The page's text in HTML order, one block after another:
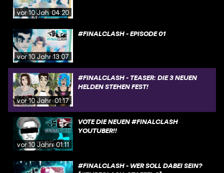
vor 10 Jahren04:20
vor 10 Jahren13:07
#FINALCLASH - EPISODE 01
vor 10 Jahren01:17
#FINALCLASH - TEASER: DIE 3 NEUEN
HELDEN STEHEN FEST!
vor 10 Jahren01:11
VOTE DIE NEUEN #FINALCLASH
YOUTUBER!!
#FINALCLASH - WER SOLL DABEI SEIN?